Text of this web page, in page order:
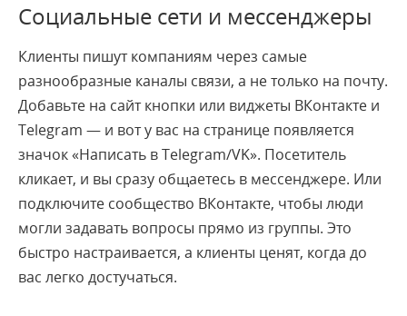
Социальные сети и мессенджеры
Клиенты пишут компаниям через самые
разнообразные каналы связи, а не только на почту.
Добавьте на сайт кнопки или виджеты ВКонтакте и
Telegram — и вот у вас на странице появляется
значок «Написать в Telegram/VK». Посетитель
кликает, и вы сразу общаетесь в мессенджере. Или
подключите сообщество ВКонтакте, чтобы люди
могли задавать вопросы прямо из группы. Это
быстро настраивается, а клиенты ценят, когда до
вас легко достучаться.